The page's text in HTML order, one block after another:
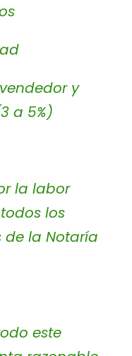
y
a 5%)
la labor
los
la Notaría
este